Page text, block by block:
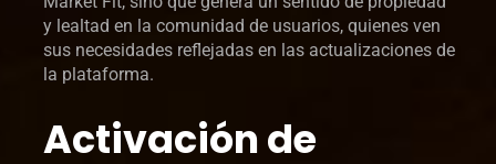
y lealtad en la comunidad de usuarios, quienes ven
sus necesidades reflejadas en las actualizaciones de
la plataforma.
Activación de